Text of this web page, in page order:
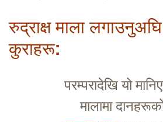
रुद्राक्ष माला लगाउनुअघि
कुराहरू:
परम्परादेखि यो
मालामा